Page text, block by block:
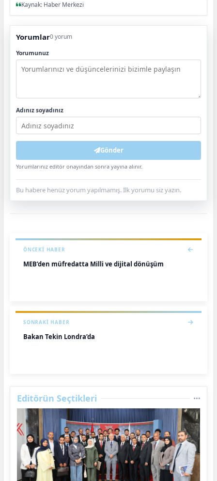
Kaynak: Haber Merkezi
Yorumlar0 yorum
Yorumunuz
Adınız soyadınız
Gönder
Yorumlarınız editör onayından sonra yayına alınır.
Bu habere henüz yorum yapılmamış. İlk yorumu siz yazın.
ÖNCEKI HABER
MEB’den müfredatta Milli ve dijital dönüşüm
SONRAKI HABER
Bakan Tekin Londra’da
Editörün Seçtikleri